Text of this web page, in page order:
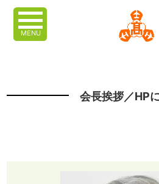
MENU
会長挨拶／HP